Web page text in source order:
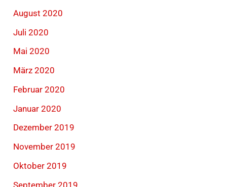
August 2020
Juli 2020
Mai 2020
März 2020
Februar 2020
Januar 2020
Dezember 2019
November 2019
Oktober 2019
September 2019